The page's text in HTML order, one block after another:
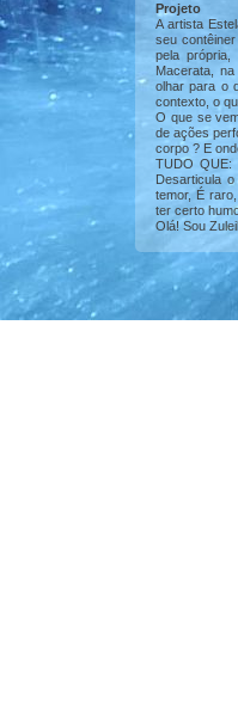
Projeto
A artista
seu
pela
Macerata,
olhar para o
contexto, o
O que se
de ações
corpo ? E
TUDO QUE:
Desarticula
temor, É
ter certo
Olá! Sou